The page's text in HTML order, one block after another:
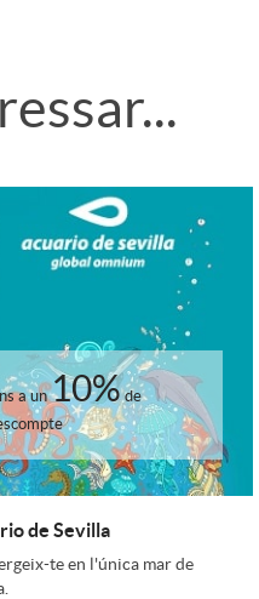
a un10%de
de Sevilla
te en l'única mar de